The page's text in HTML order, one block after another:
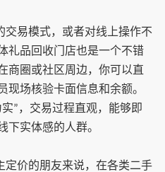
交易模式，或者对线上操作不
礼品回收门店也是一个不错
商圈或社区周边，你可以直
现场核验卡面信息和余额。
”，交易过程直观，能够即
下实体感的人群。
定价的朋友来说，在各类二手